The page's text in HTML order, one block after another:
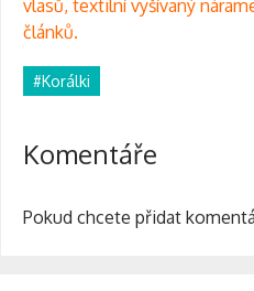
vlasů, textilní vyšívaný
článků.
#Korálki
Komentáře
Pokud chcete přidat